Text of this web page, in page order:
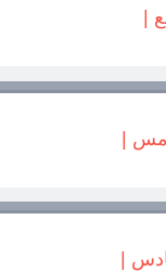
|
|
|